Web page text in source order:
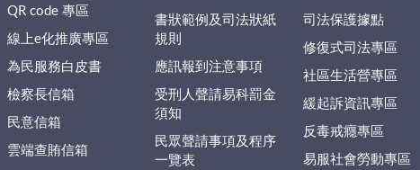
QR code 專區
線上e化推廣專區
為民服務白皮書
檢察長信箱
民意信箱
雲端查賄信箱
書狀範例及司法狀紙
規則
應訊報到注意事項
受刑人聲請易科罰金
須知
民眾聲請事項及程序
一覽表
司法保護據點
修復式司法專區
社區生活營專區
緩起訴資訊專區
反毒戒癮專區
易服社會勞動專區